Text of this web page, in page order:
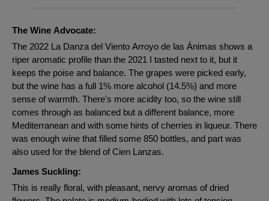
The Wine Advocate:
The 2022 La Danza del Viento Arroyo de las Ánimas shows a
riper aromatic profile than the 2021 I tasted next to it, but it
keeps the poise and balance. The grapes were picked early,
but the wine has a full 1% more alcohol (14.5%) and more
sense of warmth. There's more acidity too, so the wine still
comes through as balanced but a different balance, more
Mediterranean and with some hints of cherries in liqueur. There
was enough wine that filled some 850 bottles, and part was
also used for the blend of Cien Lanzas.
James Suckling:
This is really floral, with pleasant, nervy aromas of dried